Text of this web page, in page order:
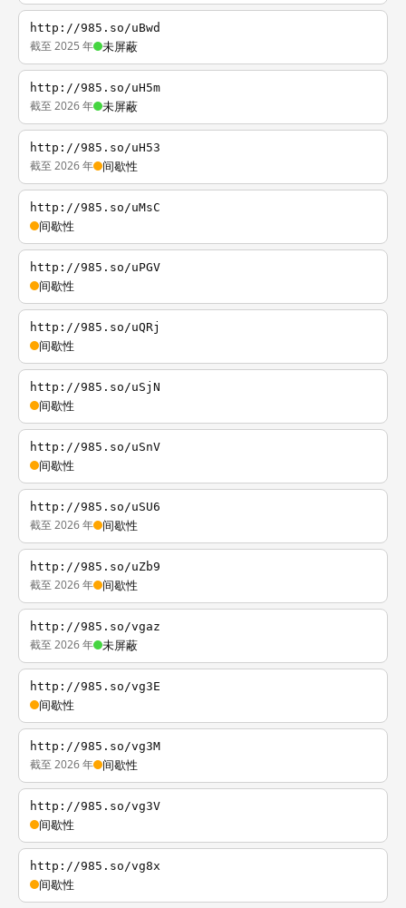
http://985.so/uBwd
截至 2025 年 未屏蔽
http://985.so/uH5m
截至 2026 年 未屏蔽
http://985.so/uH53
截至 2026 年 间歇性
http://985.so/uMsC
间歇性
http://985.so/uPGV
间歇性
http://985.so/uQRj
间歇性
http://985.so/uSjN
间歇性
http://985.so/uSnV
间歇性
http://985.so/uSU6
截至 2026 年 间歇性
http://985.so/uZb9
截至 2026 年 间歇性
http://985.so/vgaz
截至 2026 年 未屏蔽
http://985.so/vg3E
间歇性
http://985.so/vg3M
截至 2026 年 间歇性
http://985.so/vg3V
间歇性
http://985.so/vg8x
间歇性